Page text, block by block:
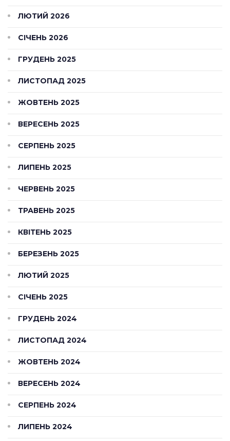
ЛЮТИЙ 2026
СІЧЕНЬ 2026
ГРУДЕНЬ 2025
ЛИСТОПАД 2025
ЖОВТЕНЬ 2025
ВЕРЕСЕНЬ 2025
СЕРПЕНЬ 2025
ЛИПЕНЬ 2025
ЧЕРВЕНЬ 2025
ТРАВЕНЬ 2025
КВІТЕНЬ 2025
БЕРЕЗЕНЬ 2025
ЛЮТИЙ 2025
СІЧЕНЬ 2025
ГРУДЕНЬ 2024
ЛИСТОПАД 2024
ЖОВТЕНЬ 2024
ВЕРЕСЕНЬ 2024
СЕРПЕНЬ 2024
ЛИПЕНЬ 2024